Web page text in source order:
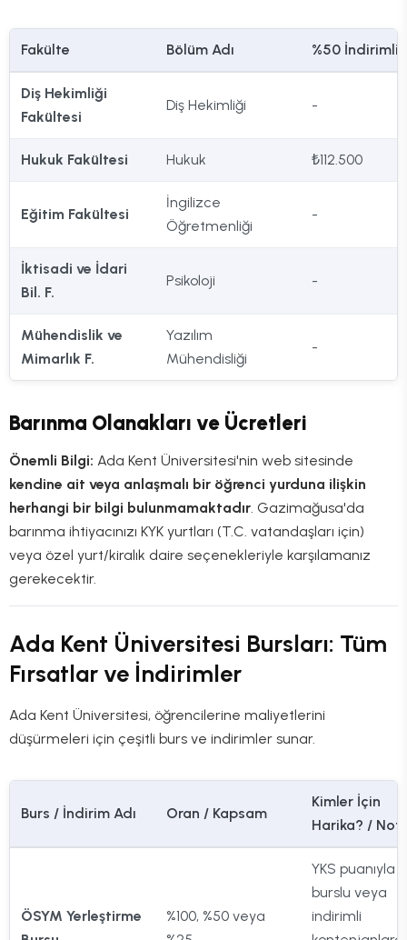
Fakülte Bölüm Adı %50 İndirimli
Diş Hekimliği
Fakültesi
Diş Hekimliği -
Hukuk Fakültesi Hukuk ₺112.500
Eğitim Fakültesi
İngilizce
Öğretmenliği
-
İktisadi ve İdari
Bil. F.
Psikoloji -
Mühendislik ve
Mimarlık F.
Yazılım
Mühendisliği
-
Barınma Olanakları ve Ücretleri
Önemli Bilgi: Ada Kent Üniversitesi'nin web sitesinde
kendine ait veya anlaşmalı bir öğrenci yurduna ilişkin
herhangi bir bilgi bulunmamaktadır . Gazimağusa'da
barınma ihtiyacınızı KYK yurtları (T.C. vatandaşları için)
veya özel yurt/kiralık daire seçenekleriyle karşılamanız
gerekecektir.
Ada Kent Üniversitesi Bursları: Tüm
Fırsatlar ve İndirimler
Ada Kent Üniversitesi, öğrencilerine maliyetlerini
düşürmeleri için çeşitli burs ve indirimler sunar.
Burs / İndirim Adı Oran / Kapsam
Kimler İçin
Harika? /
ÖSYM Yerleştirme
%100, %50 veya
YKS puanıyla
burslu veya
indirimli